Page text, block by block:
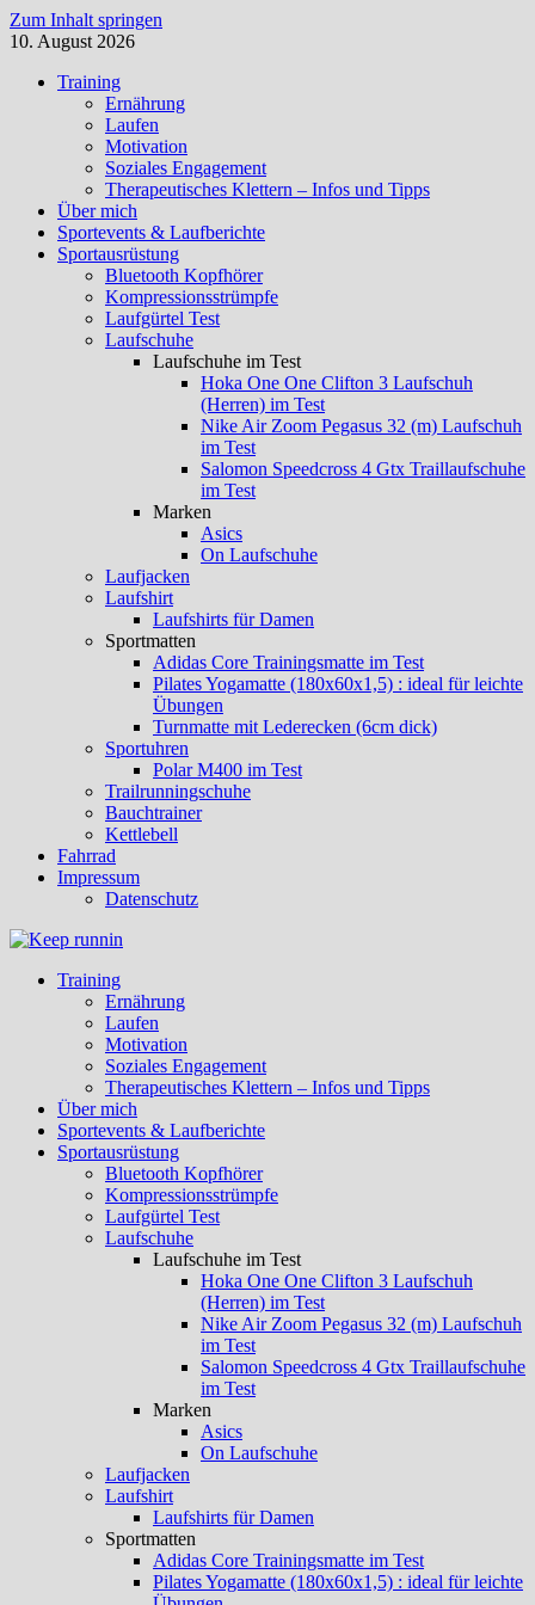
Zum Inhalt springen
10. August 2026
Training
Ernährung
Laufen
Motivation
Soziales Engagement
Therapeutisches Klettern – Infos und Tipps
Über mich
Sportevents & Laufberichte
Sportausrüstung
Bluetooth Kopfhörer
Kompressionsstrümpfe
Laufgürtel Test
Laufschuhe
Laufschuhe im Test
Hoka One One Clifton 3 Laufschuh
(Herren) im Test
Nike Air Zoom Pegasus 32 (m) Laufschuh
im Test
Salomon Speedcross 4 Gtx Traillaufschuhe
im Test
Marken
Asics
On Laufschuhe
Laufjacken
Laufshirt
Laufshirts für Damen
Sportmatten
Adidas Core Trainingsmatte im Test
Pilates Yogamatte (180x60x1,5) : ideal für leichte
Übungen
Turnmatte mit Lederecken (6cm dick)
Sportuhren
Polar M400 im Test
Trailrunningschuhe
Bauchtrainer
Kettlebell
Fahrrad
Impressum
Datenschutz
Training
Ernährung
Laufen
Motivation
Soziales Engagement
Therapeutisches Klettern – Infos und Tipps
Über mich
Sportevents & Laufberichte
Sportausrüstung
Bluetooth Kopfhörer
Kompressionsstrümpfe
Laufgürtel Test
Laufschuhe
Laufschuhe im Test
Hoka One One Clifton 3 Laufschuh
(Herren) im Test
Nike Air Zoom Pegasus 32 (m) Laufschuh
im Test
Salomon Speedcross 4 Gtx Traillaufschuhe
im Test
Marken
Asics
On Laufschuhe
Laufjacken
Laufshirt
Laufshirts für Damen
Sportmatten
Adidas Core Trainingsmatte im Test
Pilates Yogamatte (180x60x1,5) : ideal für leichte